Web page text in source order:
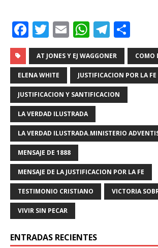
F
a
c
e
b
o
o
k
T
w
it
te
r
E
m
ai
l
W
h
at
s
A
p
p
T
el
e
g
ra
o
m
p
r
AT JONES Y EJ WAGGONER COMO
ELENA WHITE JUSTIFICACION POR LA FE
JUSTIFICACION Y SANTIFICACION
LA VERDAD ILUSTRADA
LA VERDAD ILUSTRADA.MINISTERIO
MENSAJE DE 1888
MENSAJE DE LA JUSTIFICACION POR LA FE
TESTIMONIO CRISTIANO VICTORIA
VIVIR SIN PECAR
ENTRADAS RECIENTES